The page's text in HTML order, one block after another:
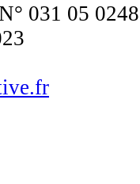
031 05 0248